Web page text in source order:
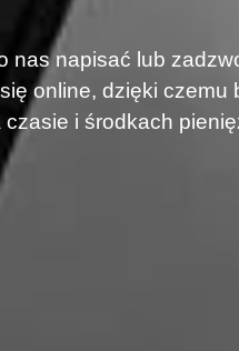
napisać lub
online, dzięki
i środkach